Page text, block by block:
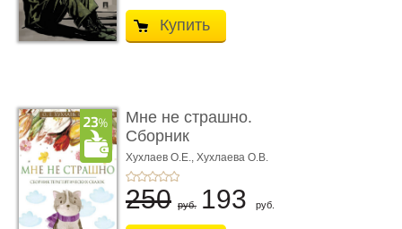
Купить
Мне не страшно.
Сборник
терапевтических
сказо� ...
Хухлаев О.Е., Хухлаева О.В.
250 руб. 193 руб.